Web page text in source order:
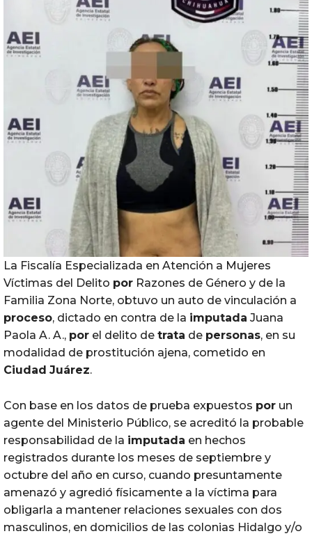
La Fiscalía Especializada en Atención a Mujeres
Víctimas del Delito por Razones de Género y de la
Familia Zona Norte, obtuvo un auto de vinculación a
proceso, dictado en contra de la imputada Juana
Paola A. A., por el delito de trata de personas, en su
modalidad de prostitución ajena, cometido en
Ciudad Juárez.
Con base en los datos de prueba expuestos por un
agente del Ministerio Público, se acreditó la probable
responsabilidad de la imputada en hechos
registrados durante los meses de septiembre y
octubre del año en curso, cuando presuntamente
amenazó y agredió físicamente a la víctima para
obligarla a mantener relaciones sexuales con dos
masculinos, en domicilios de las colonias Hidalgo y/o